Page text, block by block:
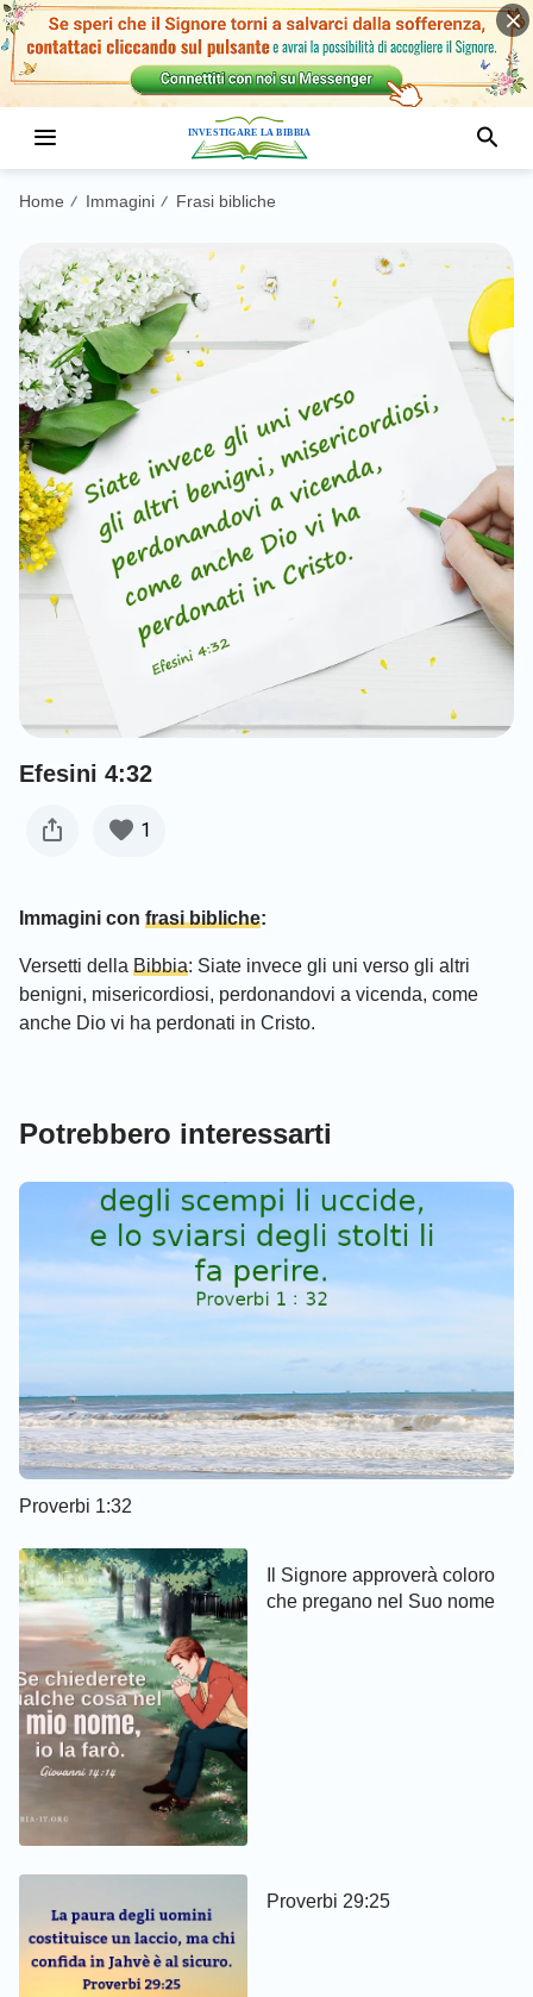
Home / Immagini / Frasi bibliche
Efesini 4:32
1
Immagini con frasi bibliche:
Versetti della Bibbia: Siate invece gli uni verso gli altri
benigni, misericordiosi, perdonandovi a vicenda, come
anche Dio vi ha perdonati in Cristo.
Potrebbero interessarti
Proverbi 1:32
Il Signore approverà coloro
che pregano nel Suo nome
Proverbi 29:25